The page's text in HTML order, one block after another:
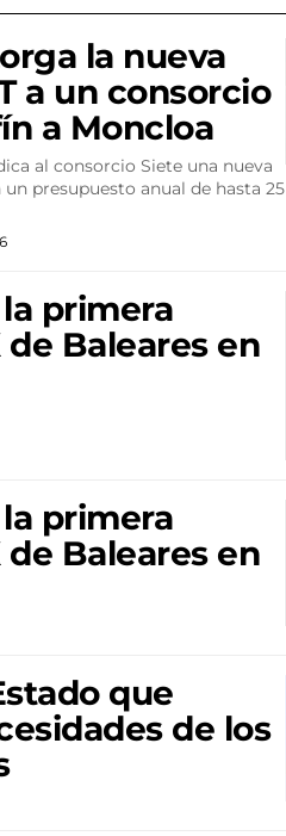
la nueva
a un consorcio
a Moncloa
al consorcio Siete una nueva
presupuesto anual de hasta 25
primera
Baleares en
primera
Baleares en
que
de los